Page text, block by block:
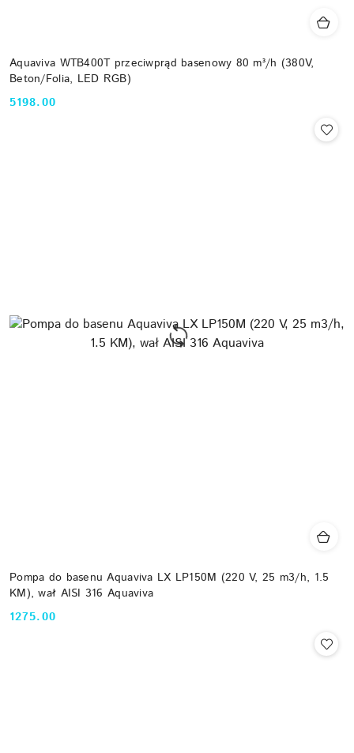
Aquaviva WTB400T przeciwprąd basenowy 80 m³/h (380V,
Beton/Folia, LED RGB)
Cena:
5198.00
Pompa do basenu Aquaviva LX LP150M (220 V, 25 m3/h, 1.5
KM), wał AISI 316 Aquaviva
Cena:
1275.00